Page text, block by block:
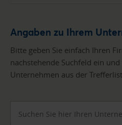
Angaben zu Ihrem
Bitte geben Sie einfach Ihren
nachstehende Suchfeld ein
Unternehmen aus der